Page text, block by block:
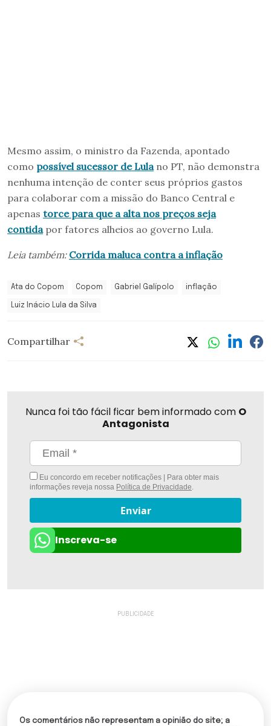
Mesmo assim, o ministro da Fazenda, apontado
como possível sucessor de Lulano PT, não demonstra
nenhuma intenção de conter seus próprios gastos
para colaborar com a missão do Banco Central e
apenas torce para que a alta nos preços seja
contidapor fatores alheios ao governo Lula.
Leia também: Corrida maluca contra a inflação
Ata do Copom Copom Gabriel Galípolo inflação
Luiz Inácio Lula da Silva
Compartilhar
Nunca foi tão fácil ficar bem informado com O
Antagonista
Eu concordo em receber notificações | Para obter mais
informações reveja nossa Política de Privacidade.
Enviar
Inscreva-se
Os comentários não representam a opinião do site; a